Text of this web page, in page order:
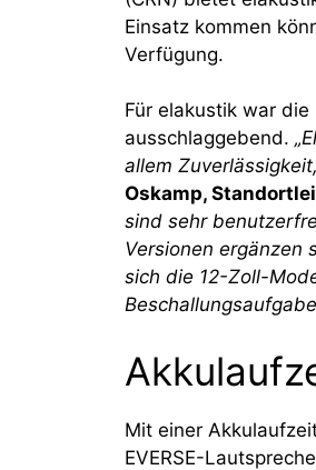
Einsatz kommen
Verfügung.
Für elakustik war
ausschlaggebend.
allem
Oskamp,
sind sehr
Versionen ergänzen
sich die 12-Zoll-
Mit einer
EVERSE-